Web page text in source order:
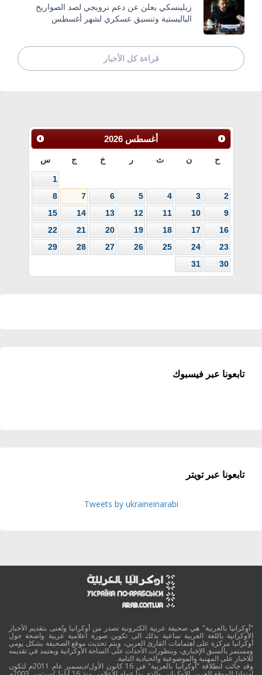
زيلينسكي يعلن عن دعم نرويجي لصد الصواريخ
الباليستية وتنسيق عسكري لشهر أغسطس
قراءة كل الأخبار
أغسطس 2026
ح ن ث ر خ ج س
1
2
3
4
5
6
7
8
9
10
11
12
13
14
15
16
17
18
19
20
21
22
23
24
25
26
27
28
29
30
31
تابعونا عبر فيسبوك
تابعونا عبر تويتر
Tweets by ukraineinarabi
"أوكرانيا بالعربية" هي صحيفة عربية الكترونية تصدر من أوكرانيا وتُعنى بتقديم الأخبار
الأوكرانية باللغة العربية ساعية بذلك الى تكوين صورة اعلامية عربية واضحة حول
أوكرانيا مركزة على اهتمامات القارئ العربي، ويتم تحديث موقع الصحيفة بشكل يومي
ومستمر بالسبق الإخباري، وبتطورات الأحداث على الساحة الأوكرانية ويعتمد في تقديمه
للاخبار على المهنية والموضوعية والحيادية التامة.
وقد جائت انطلاقة "أوكرانيا بالعربية" في 16 كانون الأول/ديسمبر عام 2011م لتكون